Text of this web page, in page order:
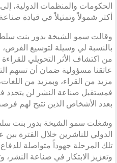
الحكومات والمنظمات الدولية،
أكثر شمولاً وتمثيلاً في قيادة
وقالت سمو الشيخة بدور بنت
بالنسبة لي وسيلة لتوسيع الفرص،
من اكتشاف الأثر التحويلي
عاتقنا مسؤولية ضمان أن تسهم
مزيد من القراء، وبمزيد من
فمستقبل صناعة النشر لن يتحدد
بعدد الأشخاص الذين نتيح لهم فرصة
وشغلت سمو الشيخة بدور بنت
تلك المرحلة جهوداً متواصلة
وتعزيز الابتكار في صناعة النشر،